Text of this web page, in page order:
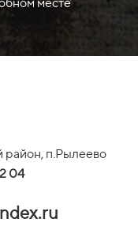
район, п.Рылеево
04